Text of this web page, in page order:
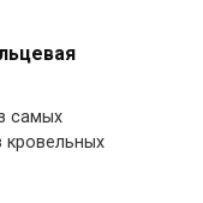
самых